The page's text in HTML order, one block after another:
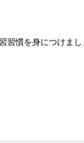
習慣を身につけまし